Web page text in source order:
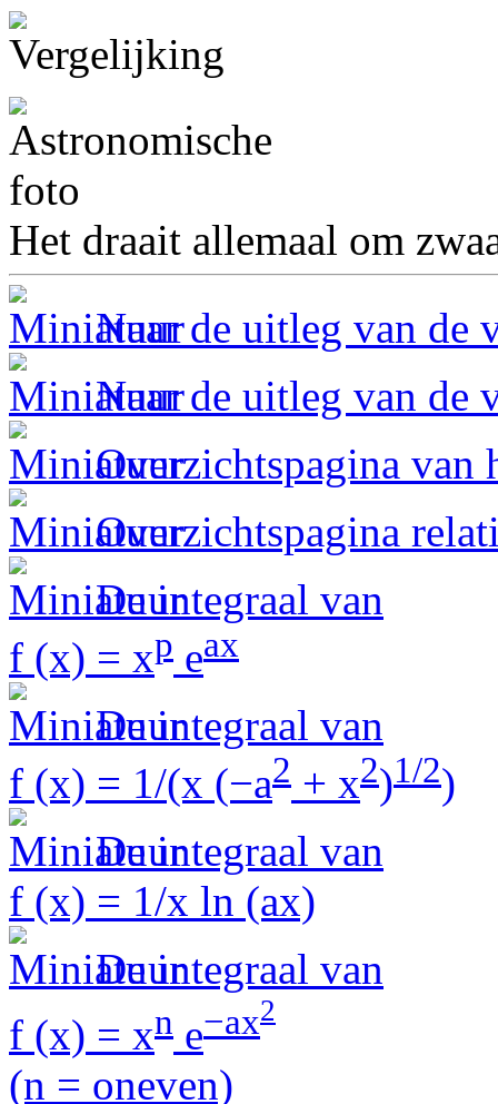
Het draait allemaal om
Naar de uitleg van de
Naar de uitleg van de
Overzichtspagina van
Overzichtspagina
De integraal van
f (x) = xp eax
De integraal van
f (x) = 1/(x (−a2 + x2)1/2)
De integraal van
f (x) = 1/x ln (ax)
De integraal van
f (x) = xn e−ax2
(n = oneven)